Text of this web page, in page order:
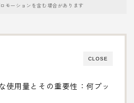
モーションを含む場合があります
CLOSE
使用量とその重要性：何プッ